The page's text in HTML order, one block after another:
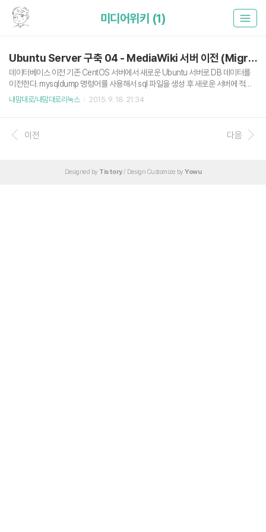
미디어위키 (1)
Ubuntu Server 구축 04 - MediaWiki 서버 이전 (Migration)
데이터베이스 이전 기존 CentOS 서버에서 새로운 Ubuntu 서버로 DB 데이터를
이전한다. mysqldump 명령어를 사용해서 sql 파일을 생성 후 새로운 서버에 적용
한다. 자세한 내용은 제타위키의 '미디어위키 이전'을 참고하자 제타위키 - 미디어위
그냥 기존 서버에서 통째로 tar로 묶은 다음 이전할 서버에서 tar를 푸는 방식을 사용
할거다. CentOS $ tar -cvf /home/cukwiki/public_html/cukwiki.tar /home/
내맘대로/내맘대로리눅스 2015. 9. 18. 21:34
이전 다음
Designed by Tistory/ Design Customize by Yowu